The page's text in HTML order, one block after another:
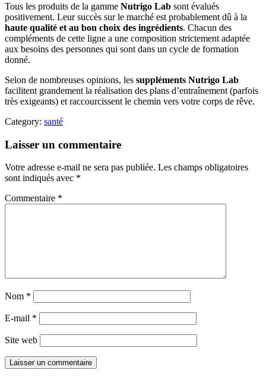
Tous les produits de la gamme Nutrigo Lab sont évalués
positivement. Leur succès sur le marché est probablement dû à la
haute qualité et au bon choix des ingrédients. Chacun des
compléments de cette ligne a une composition strictement adaptée
aux besoins des personnes qui sont dans un cycle de formation
donné.
Selon de nombreuses opinions, les suppléments Nutrigo Lab
facilitent grandement la réalisation des plans d’entraînement (parfois
très exigeants) et raccourcissent le chemin vers votre corps de rêve.
Category: santé
Laisser un commentaire
Votre adresse e-mail ne sera pas publiée. Les champs obligatoires
sont indiqués avec *
Commentaire *
Nom *
E-mail *
Site web